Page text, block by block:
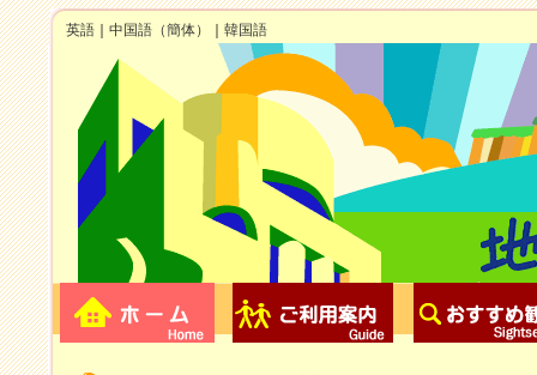
英語 中国語（簡体） 韓国語